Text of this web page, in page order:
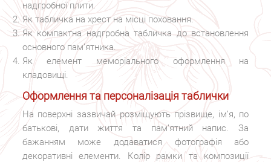
надгробної плити.
Як табличка на хрест на місці поховання.
Як компактна надгробна табличка до встановлення
основного пам’ятника.
Як елемент меморіального оформлення на
кладовищі.
Оформлення та персоналізація таблички
На поверхні зазвичай розміщують прізвище, ім’я, по
батькові, дати життя та пам’ятний напис. За
бажанням може додаватися фотографія або
декоративні елементи. Колір рамки та композиції